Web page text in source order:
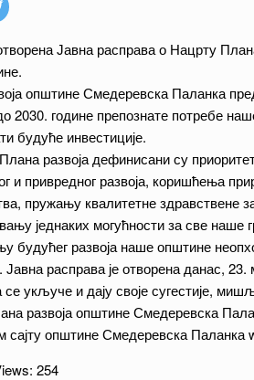
Јавна расправа о Нацрту
општине Смедеревска Паланка
2030. године препознате потребе
будуће инвестиције.
развоја дефинисани су
и привредног развоја, коришћења
пружању квалитетне здравствене
једнаких могућности за све наше
будућег развоја наше општине
Јавна расправа је отворена данас,
се укључе и дају своје сугестије,
развоја општине Смедеревска
сајту општине Смедеревска
254